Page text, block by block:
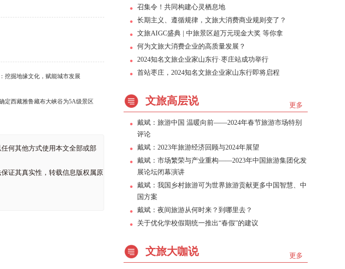
挖掘地缘文化，赋能城市发展
定西藏雅鲁藏布大峡谷为5A级景区
何其他方式使用本文全部或部
证其真实性，转载信息版权属原
召集令！共同构建心灵栖息地
长期主义、遵循规律，文旅大消费商业规则变了？
文旅AIGC盛典 | 中旅景区超万元现金大奖 等你拿
何为文旅大消费企业的高质量发展？
2024知名文旅企业家山东行·枣庄站成功举行
首站枣庄，2024知名文旅企业家山东行即将启程
更多
文旅高层说
戴斌：旅游中国 温暖向前——2024年春节旅游市场特别
评论
戴斌：2023年旅游经济回顾与2024年展望
戴斌：市场繁荣与产业重构——2023年中国旅游集团化发
展论坛闭幕演讲
戴斌：我国乡村旅游可为世界旅游贡献更多中国智慧、中
国方案
戴斌：夜间旅游从何时来？到哪里去？
关于优化学校假期统一推出“春假”的建议
更多
文旅大咖说